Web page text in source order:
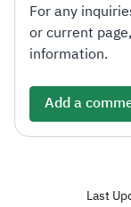
For any
or current
information.
Add a
Last